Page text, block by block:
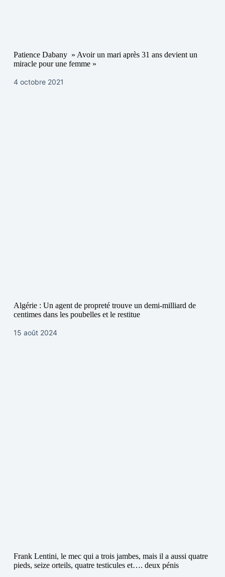
Patience Dabany » Avoir un mari après 31 ans devient un
miracle pour une femme »
4 octobre 2021
Algérie : Un agent de propreté trouve un demi-milliard de
centimes dans les poubelles et le restitue
15 août 2024
Frank Lentini, le mec qui a trois jambes, mais il a aussi quatre
pieds, seize orteils, quatre testicules et…. deux pénis